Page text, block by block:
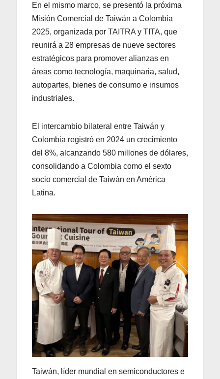
En el mismo marco, se presentó la próxima
Misión Comercial de Taiwán a Colombia
2025, organizada por TAITRA y TITA, que
reunirá a 28 empresas de nueve sectores
estratégicos para promover alianzas en
áreas como tecnología, maquinaria, salud,
autopartes, bienes de consumo e insumos
industriales.
El intercambio bilateral entre Taiwán y
Colombia registró en 2024 un crecimiento
del 8%, alcanzando 580 millones de dólares,
consolidando a Colombia como el sexto
socio comercial de Taiwán en América
Latina.
Taiwán, líder mundial en semiconductores e